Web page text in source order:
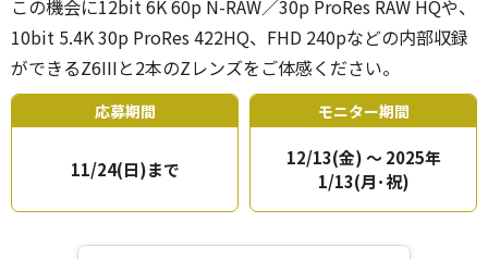
この機会に12bit 6K 60p N-RAW／30p ProRes RAW HQや、
10bit 5.4K 30p ProRes 422HQ、FHD 240pなどの内部収録
ができるZ6IIIと2本のZレンズをご体感ください。
応募期間
11/24(日)まで
モニター期間
12/13(金) ～ 2025年
1/13(月･祝)